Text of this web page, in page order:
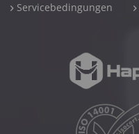
Servicebedingungen